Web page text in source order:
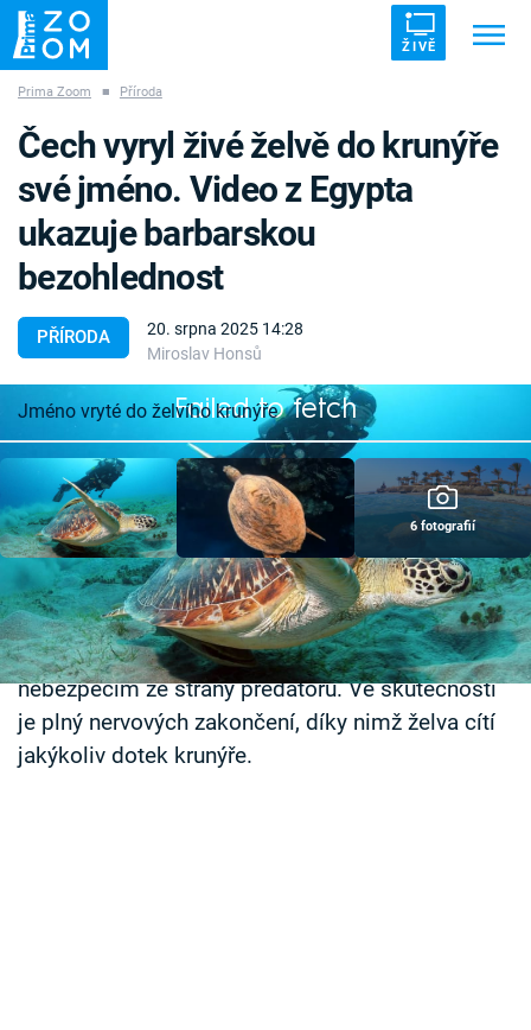
ŽIVĚ
ZÁHADY VETŘELCI DÁVNOVĚKU
Témata
Témata
Pořady
TV Program
Časopis
Sledujte prima+
Přihlášení
Sledujte nás
Prima Zoom ■ Příroda
PŘÍRODA
20. srpna 2025 14:28
Miroslav Honsů
Čech vyryl živé želvě do krunýře
své jméno. Video z Egypta
ukazuje barbarskou
bezohlednost
Failed to fetch
Jméno vryté do želvího krunýře
6 fotografií
Může se zdát, že želví krunýř je jen tvrdou
necitlivou skořápkou chránící želvu před
nebezpečím ze strany predátorů. Ve skutečnosti
je plný nervových zakončení, díky nimž želva cítí
jakýkoliv dotek krunýře.